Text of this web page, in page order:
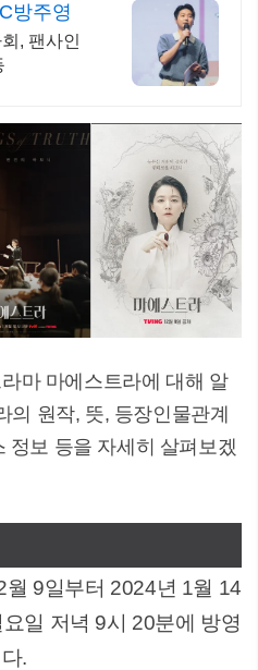
방주영
, 팬사인
마 마에스트라에 대해 알
원작, 뜻, 등장인물관계
정보 등을 자세히 살펴보겠
9일부터 2024년 1월 14
일 저녁 9시 20분에 방영
.